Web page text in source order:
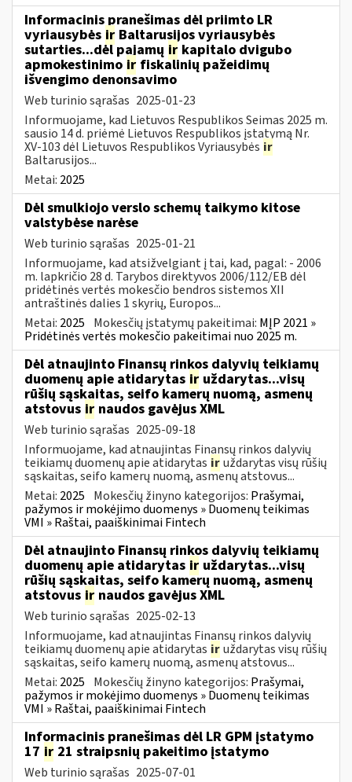
Informacinis pranešimas dėl priimto LR
vyriausybės ir Baltarusijos vyriausybės
sutarties...dėl pajamų ir kapitalo dvigubo
apmokestinimo ir fiskalinių pažeidimų
išvengimo denonsavimo
Web turinio sąrašas 2025-01-23
Informuojame, kad Lietuvos Respublikos Seimas 2025 m.
sausio 14 d. priėmė Lietuvos Respublikos įstatymą Nr.
XV-103 dėl Lietuvos Respublikos Vyriausybės ir
Baltarusijos...
Metai: 2025
Dėl smulkiojo verslo schemų taikymo kitose
valstybėse narėse
Web turinio sąrašas 2025-01-21
Informuojame, kad atsižvelgiant į tai, kad, pagal: - 2006
m. lapkričio 28 d. Tarybos direktyvos 2006/112/EB dėl
pridėtinės vertės mokesčio bendros sistemos XII
antraštinės dalies 1 skyrių, Europos...
Metai: 2025 Mokesčių įstatymų pakeitimai: MĮP 2021 »
Pridėtinės vertės mokesčio pakeitimai nuo 2025 m.
Dėl atnaujinto Finansų rinkos dalyvių teikiamų
duomenų apie atidarytas ir uždarytas...visų
rūšių sąskaitas, seifo kamerų nuomą, asmenų
atstovus ir naudos gavėjus XML
Web turinio sąrašas 2025-09-18
Informuojame, kad atnaujintas Finansų rinkos dalyvių
teikiamų duomenų apie atidarytas iruždarytas visų rūšių
sąskaitas, seifo kamerų nuomą, asmenų atstovus...
Metai: 2025 Mokesčių žinyno kategorijos: Prašymai,
pažymos ir mokėjimo duomenys » Duomenų teikimas
VMI » Raštai, paaiškinimai Fintech
Dėl atnaujinto Finansų rinkos dalyvių teikiamų
duomenų apie atidarytas ir uždarytas...visų
rūšių sąskaitas, seifo kamerų nuomą, asmenų
atstovus ir naudos gavėjus XML
Web turinio sąrašas 2025-02-13
Informuojame, kad atnaujintas Finansų rinkos dalyvių
teikiamų duomenų apie atidarytas iruždarytas visų rūšių
sąskaitas, seifo kamerų nuomą, asmenų atstovus...
Metai: 2025 Mokesčių žinyno kategorijos: Prašymai,
pažymos ir mokėjimo duomenys » Duomenų teikimas
VMI » Raštai, paaiškinimai Fintech
Informacinis pranešimas dėl LR GPM įstatymo
17 ir 21 straipsnių pakeitimo įstatymo
Web turinio sąrašas 2025-07-01